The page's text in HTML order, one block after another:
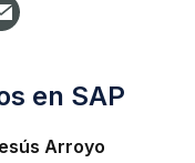
en SAP
Arroyo